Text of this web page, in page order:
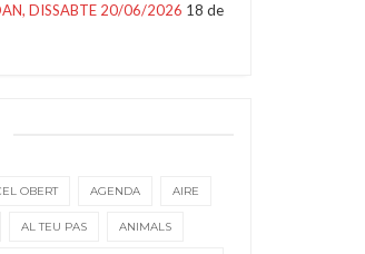
DISSABTE 20/06/2026 18 de
OBERT AGENDA AIRE
AL TEU PAS ANIMALS